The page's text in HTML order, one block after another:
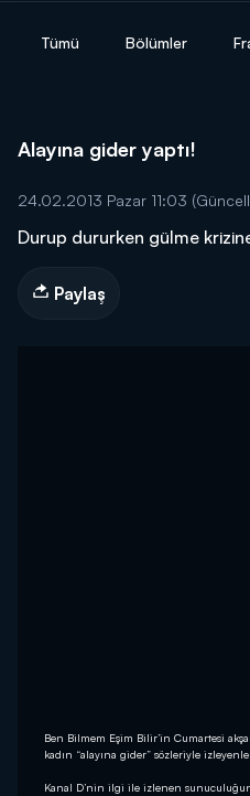
Tümü Bölümler
Alayına gider yaptı!
24.02.2013 Pazar 11:03
Durup dururken gülme
Paylaş
Ben Bilmem Eşim Bilir’in Cumartesi
kadın “alayına gider” sözleriyle
Kanal D’nin ilgi ile izlenen